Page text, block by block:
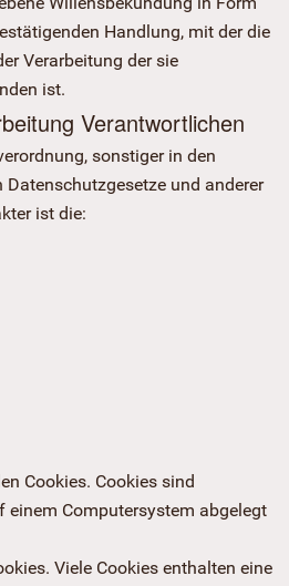
Handlung, mit der die
Verarbeitung der sie
ist.
Verantwortlichen
sonstiger in den
und anderer
ist die:
Cookies. Cookies sind
einem Computersystem abgelegt
Viele Cookies enthalten eine